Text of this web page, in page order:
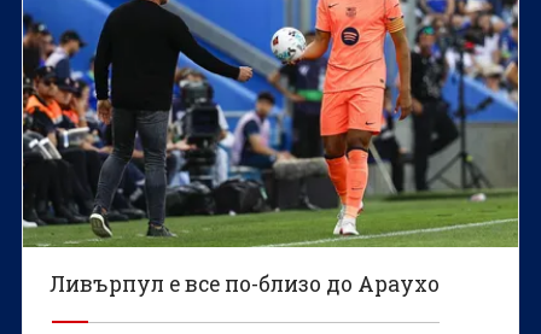
Ливърпул е все по-близо до Араухо